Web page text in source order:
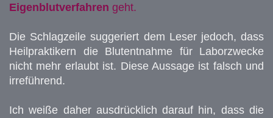
Eigenblutverfahren geht.
Die Schlagzeile suggeriert dem Leser jedoch, dass
Heilpraktikern die Blutentnahme für Laborzwecke
nicht mehr erlaubt ist. Diese Aussage ist falsch und
irreführend.
Ich weiße daher ausdrücklich darauf hin, dass die